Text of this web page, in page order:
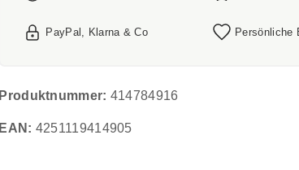
PayPal, Klarna & Co Persönliche
Produktnummer: 414784916
EAN: 4251119414905